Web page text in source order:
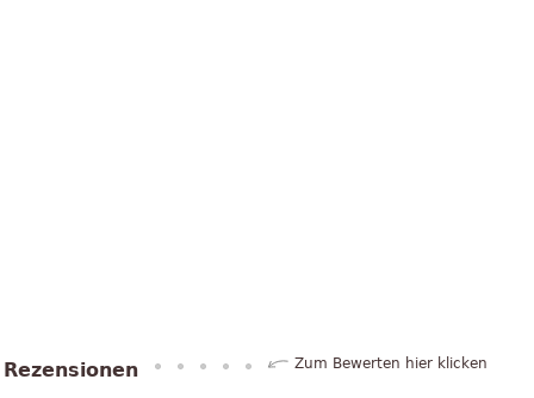
Rezensionen Zum Bewerten hier klicken